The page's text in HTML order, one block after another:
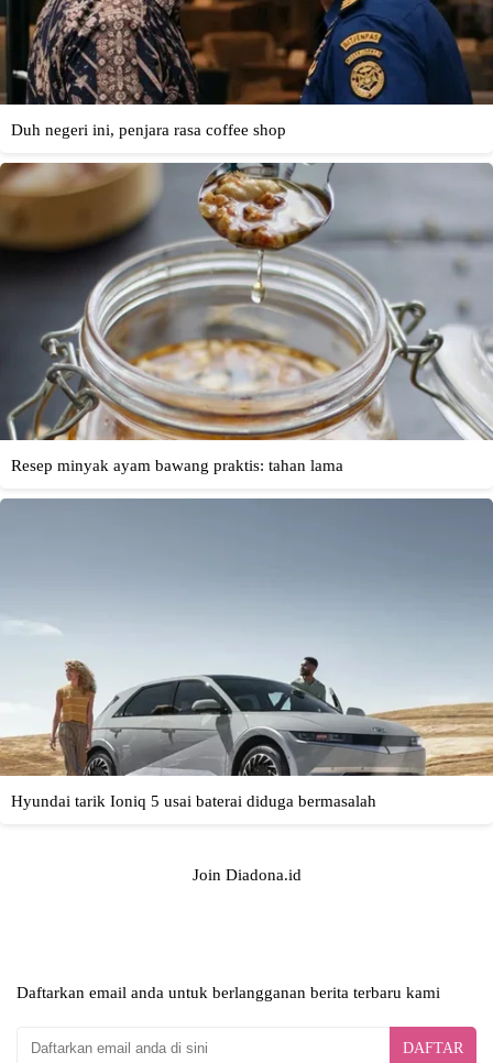
Join Diadona.id
Daftarkan email anda untuk berlangganan berita terbaru kami
DAFTAR